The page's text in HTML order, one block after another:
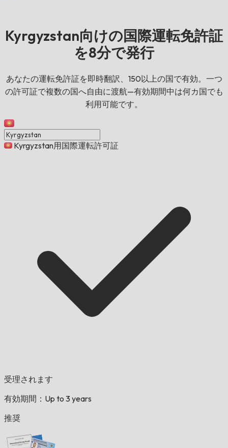
Kyrgyzstan向けの国際運転免許証
を8分で発行
あなたの運転免許証を即時翻訳、150以上の国で有効。一つ
の許可証で複数の国へ自由に渡航—有効期間中は何カ国でも
利用可能です。
Kyrgyzstan用国際運転許可証
受理されます
有効期間：Up to 3 years
推奨